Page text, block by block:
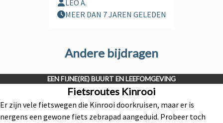
LEO A.
MEER DAN 7 JAREN GELEDEN
Andere bijdragen
EEN FIJNE(RE) BUURT EN LEEFOMGEVING
Fietsroutes Kinrooi
Er zijn vele fietswegen die Kinrooi doorkruisen, maar er is
nergens een gewone fiets zebrapad aangeduid. Probeer toch